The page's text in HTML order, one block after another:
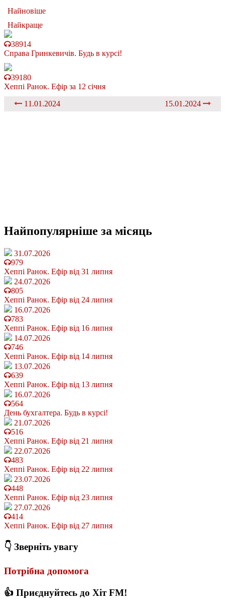
Найновіше
Найкраще
38914
Справа Гринкевичів. Будь в курсі!
39180
Хеппі Ранок. Ефір за 12 січня
11.01.2024
15.01.2024
Найпопулярніше за місяць
31.07.2026
979
Хеппі Ранок. Ефір від 31 липня
24.07.2026
805
Хеппі Ранок. Ефір від 24 липня
16.07.2026
783
Хеппі Ранок. Ефір від 16 липня
14.07.2026
746
Хеппі Ранок. Ефір від 14 липня
13.07.2026
639
Хеппі Ранок. Ефір від 13 липня
16.07.2026
564
День бухгалтера. Будь в курсі!
21.07.2026
516
Хеппі Ранок. Ефір від 21 липня
22.07.2026
483
Хеппі Ранок. Ефір від 22 липня
23.07.2026
448
Хеппі Ранок. Ефір від 23 липня
27.07.2026
414
Хеппі Ранок. Ефір від 27 липня
👇 Зверніть увагу
Потрібна допомога
👍 Приєднуйтесь до Хіт FM!